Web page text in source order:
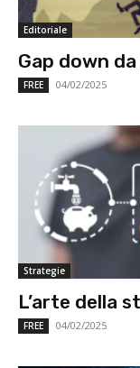
Editoriale
Gap down
FREE 04/02/2025
Strategie
L’arte della
FREE 04/02/2025